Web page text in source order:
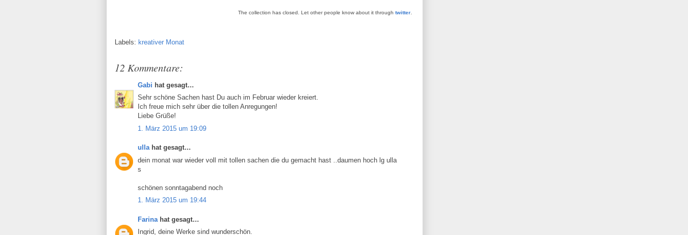
The collection has closed. Let other people know about it through twitter.
Labels: kreativer Monat
12 Kommentare:
Gabi hat gesagt…
Sehr schöne Sachen hast Du auch im Februar wieder kreiert.
Ich freue mich sehr über die tollen Anregungen!
Liebe Grüße!
1. März 2015 um 19:09
ullahat gesagt…
dein monat war wieder voll mit tollen sachen die du gemacht hast ..daumen hoch lg ulla
s
schönen sonntagabend noch
1. März 2015 um 19:44
Farina hat gesagt…
Ingrid, deine Werke sind wunderschön.